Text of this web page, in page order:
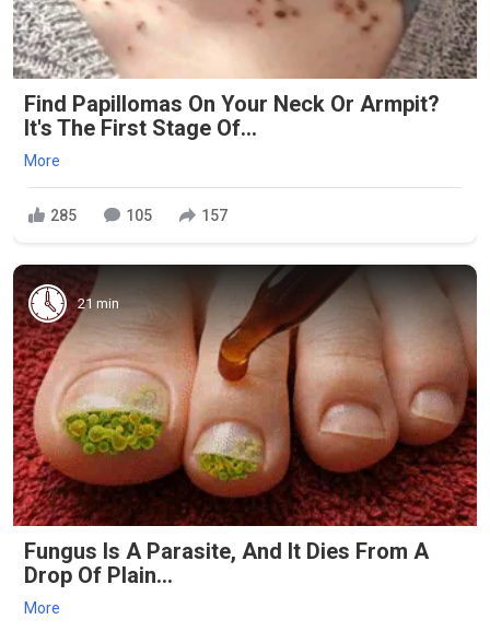
Find Papillomas On Your Neck Or Armpit?
It's The First Stage Of...
More
285 105 157
21 min
Fungus Is A Parasite, And It Dies From A
Drop Of Plain...
More